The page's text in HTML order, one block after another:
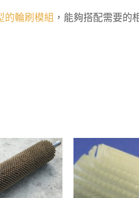
的輪刷模組 ，能夠搭配需要的